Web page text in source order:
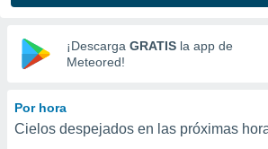
las
y
digital
basada
¡Descarga GRATIS la app de
Meteored!
Por hora
Cielos despejados en las próximas